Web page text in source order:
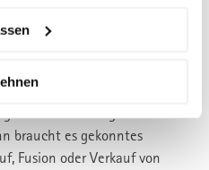
Strategien aus
braucht es gekonntes
Fusion oder Verkauf von